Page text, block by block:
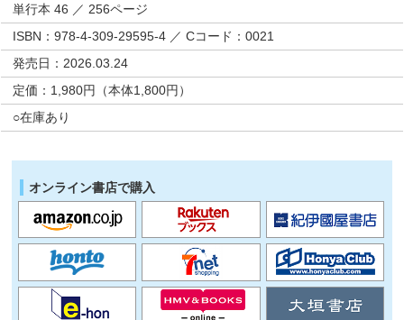
単行本 46 ／ 256ページ
ISBN：978-4-309-29595-4 ／ Cコード：0021
発売日：2026.03.24
定価：1,980円（本体1,800円）
○在庫あり
オンライン書店で購入